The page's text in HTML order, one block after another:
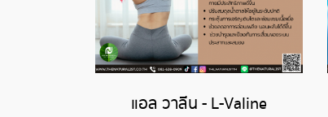
แอล วาลีน - L-Valine